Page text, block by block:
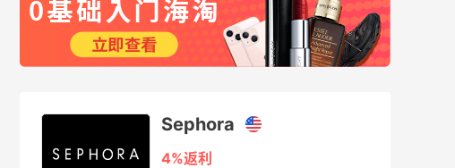
Sephora
4%返利